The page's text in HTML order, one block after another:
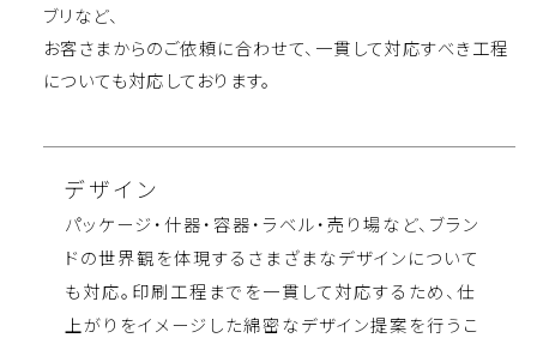
ブリなど、
お客さまからのご依頼に合わせて、一貫して対応すべき工程
についても対応しております。
デザイン
パッケージ・什器・容器・ラベル・売り場など、ブラン
ドの世界観を体現するさまざまなデザインについて
も対応。印刷工程までを一貫して対応するため、仕
上がりをイメージした綿密なデザイン提案を行うこ